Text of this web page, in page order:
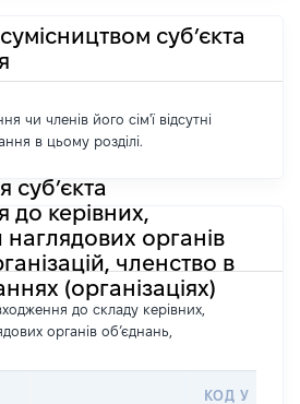
суб’єкта
чи членів його сім'ї відсутні
в цьому розділі.
суб’єкта
до керівних,
наглядових органів
членство в
(організаціях)
до складу керівних,
органів об’єднань,
КОД У